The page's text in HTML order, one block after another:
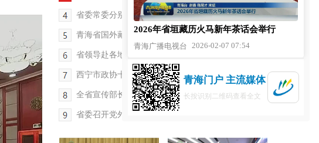
省委常委分别参加人大代表分团（组）审议
青海省国外藏胞接待站揭牌 刘奇凡出席并讲话
省领导赴各地宣讲党的二十届四中全会精神
西宁市政协十五届七次会议开幕 王卫东出席
全省宣传部长会议召开 王大南讲话
省委召开党外人士民主协商会 班果主持
2026年省垣藏历火马新年茶话会举行
青海广播电视台 2026-02-07 07:54
青海门户 主流媒体
长按识别二维码查看全文